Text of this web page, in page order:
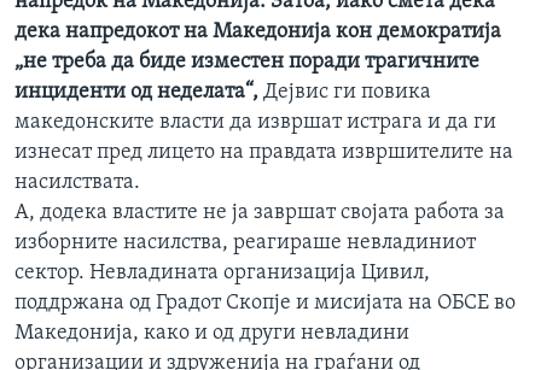
дека напредокот на Македонија кон демократија
„не треба да биде изместен поради трагичните
инциденти од неделата“, Дејвис ги повика
македонските власти да извршат истрага и да ги
изнесат пред лицето на правдата извршителите на
насилствата.
А, додека властите не ја завршат својата работа за
изборните насилства, реагираше невладиниот
сектор. Невладината организација Цивил,
поддржана од Градот Скопје и мисијата на ОБСЕ во
Македонија, како и од други невладини
организации и здруженија на граѓани од